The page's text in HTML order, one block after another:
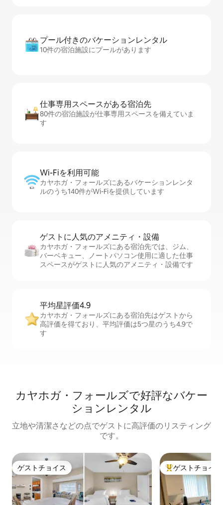
プール付きのバ⁠ケ⁠ー⁠シ⁠ョ⁠ンレ⁠ン⁠タ⁠ル
10件の宿泊施設にプールがあります
仕事専用ス⁠ペ⁠ー⁠スがあ⁠る宿⁠泊⁠先
80件の宿泊施設が仕事専用スペースを備えていま
す
Wi-Fiを利⁠用⁠可⁠能
カヤホガ・フォールズにあるバケーションレンタ
ルのうち140件がWi-Fiを提供しています
ゲストに人⁠気⁠のア⁠メ⁠ニ⁠テ⁠ィ・設⁠備
カヤホガ・フォールズにある宿泊先では、ジム、
バーベキュー、ノートパソコン使用に適した仕事
スペースがゲストに人気のアメニティ・設備です
平均星評価4.9
カヤホガ・フォールズにある宿泊先はゲストから
高評価を得ており、平均評価は5つ星のうち4.9で
す
カヤホガ・フォールズで好評なバケー
ションレンタル
立地や清潔さなどの点でゲストに高評価のリスティング
です。
ゲストチョイス
ゲストチョイス 大好評のゲスト
ゲストチョイス